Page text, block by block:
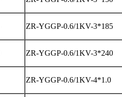
ZR-YGGP-0.6/1KV-3*185
ZR-YGGP-0.6/1KV-3*240
ZR-YGGP-0.6/1KV-4*1.0